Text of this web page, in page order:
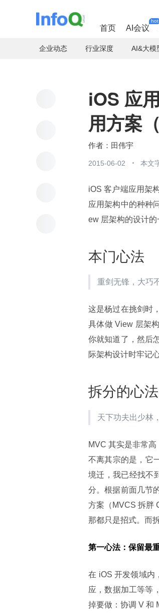
首页 AI会议
hot
企业动态 行业深度 AI&大模
iOS 应
用方案（
田伟宇
2015-06-02 本文
iOS 客户端应用架
应用架构中的种种
ew 层架构的设计的
本门心法
重剑无锋，大巧
这是杨过在挑剑时
具体做 View 层架
你就知道了，然后
际架构设计时牢记
拆分的心法
天下功夫出少林
MVC 其实是非常
不离其宗的是，它
境迁，我已经找不
分。根据前面几节
方案（MVCS 拆胖
那都只是招式。而
第一心法：保留最
在 iOS 开发领域内
应，数据加工等等
掉要做：协调 V 和